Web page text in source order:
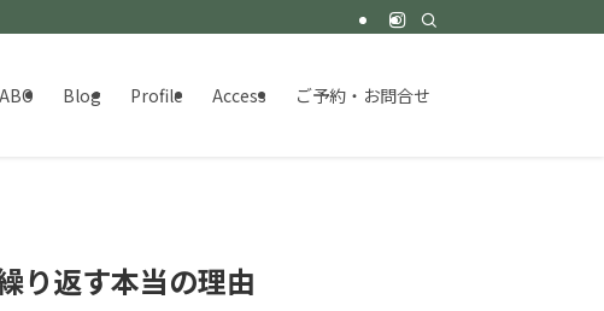
Blog Profile Access ご予約・お問合せ
り返す本当の理由